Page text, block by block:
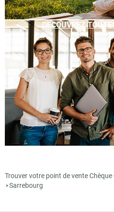
DÉCOUVREZ
Trouver votre point de vente
>Sarrebourg